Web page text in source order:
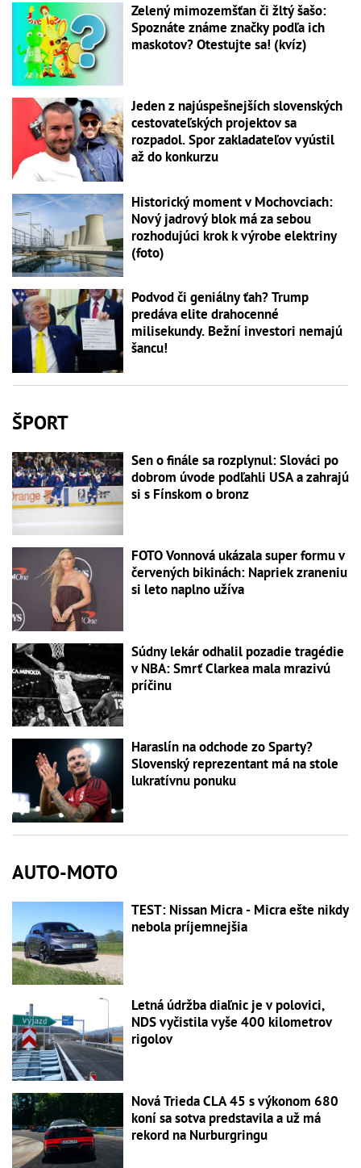
Zelený mimozemšťan či žltý šašo:
Spoznáte známe značky podľa ich
maskotov? Otestujte sa! (kvíz)
Jeden z najúspešnejších slovenských
cestovateľských projektov sa
rozpadol. Spor zakladateľov vyústil
až do konkurzu
Historický moment v Mochovciach:
Nový jadrový blok má za sebou
rozhodujúci krok k výrobe elektriny
(foto)
Podvod či geniálny ťah? Trump
predáva elite drahocenné
milisekundy. Bežní investori nemajú
šancu!
ŠPORT
Sen o finále sa rozplynul: Slováci po
dobrom úvode podľahli USA a zahrajú
si s Fínskom o bronz
FOTO Vonnová ukázala super formu v
červených bikinách: Napriek zraneniu
si leto naplno užíva
Súdny lekár odhalil pozadie tragédie
v NBA: Smrť Clarkea mala mrazivú
príčinu
Haraslín na odchode zo Sparty?
Slovenský reprezentant má na stole
lukratívnu ponuku
AUTO-MOTO
TEST: Nissan Micra - Micra ešte nikdy
nebola príjemnejšia
Letná údržba diaľnic je v polovici,
NDS vyčistila vyše 400 kilometrov
rigolov
Nová Trieda CLA 45 s výkonom 680
koní sa sotva predstavila a už má
rekord na Nurburgringu